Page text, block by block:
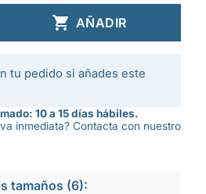
 AÑADIR
tu pedido si añades este
10 a 15 días hábiles.
inmediata? Contacta con nuestro
tamaños (6):